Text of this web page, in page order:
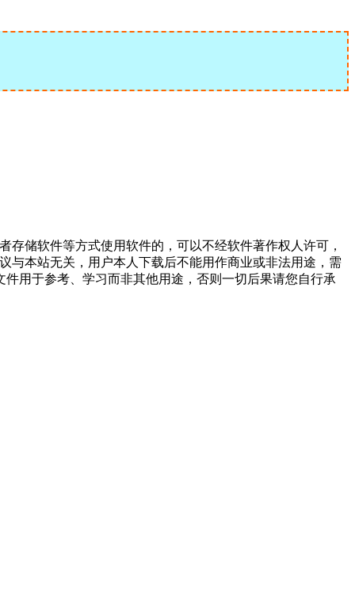
储软件等方式使用软件的，可以不经软件著作权人许可，
与本站无关，用户本人下载后不能用作商业或非法用途，需
用于参考、学习而非其他用途，否则一切后果请您自行承